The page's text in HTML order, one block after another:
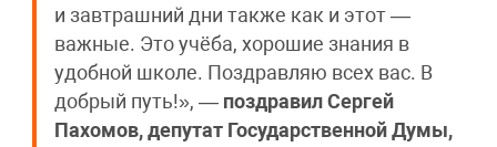
и завтрашний дни также как и этот —
важные. Это учёба, хорошие знания в
удобной школе. Поздравляю всех вас. В
добрый путь!», —поздравил Сергей
Пахомов, депутат Государственной Думы,